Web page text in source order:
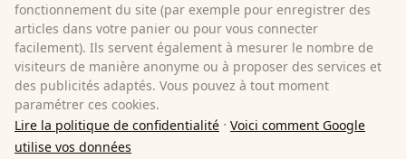
Sleezzz GmbH
Grebbener Str. 7
52525 Heinsberg
Allemagne
E-Mail:customer-service@matelas.discount
Tous les prix incluent la TVA légale
fonctionnement du site (par exemple pour enregistrer des
articles dans votre panier ou pour vous connecter
facilement). Ils servent également à mesurer le nombre de
visiteurs de manière anonyme ou à proposer des services et
des publicités adaptés. Vous pouvez à tout moment
paramétrer ces cookies.
Lire la politique de confidentialité · Voici comment Google
utilise vos données